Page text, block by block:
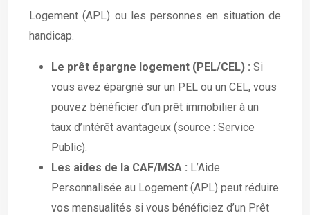
Logement (APL) ou les personnes en situation de
handicap.
Le prêt épargne logement (PEL/CEL) : Si
vous avez épargné sur un PEL ou un CEL, vous
pouvez bénéficier d’un prêt immobilier à un
taux d’intérêt avantageux (source : Service
Public).
Les aides de la CAF/MSA : L’Aide
Personnalisée au Logement (APL) peut réduire
vos mensualités si vous bénéficiez d’un Prêt